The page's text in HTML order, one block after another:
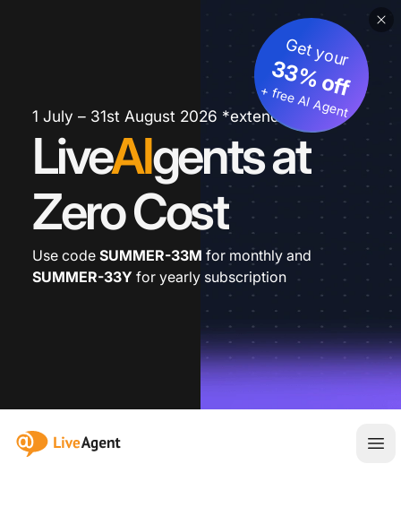
1 July – 31st August 2026 *extended
LiveAIgents at
Zero Cost
Get your
33% off
+ free AI Agent
Use code SUMMER-33M for monthly and
SUMMER-33Y for yearly subscription
:site.title